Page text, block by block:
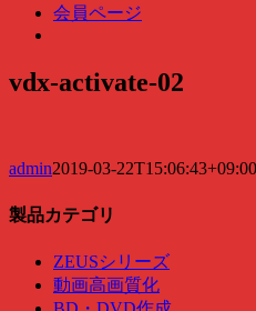
会員ページ
vdx-activate-02
admin2019-03-22T15:06:43+09:00
製品カテゴリ
ZEUSシリーズ
動画高画質化